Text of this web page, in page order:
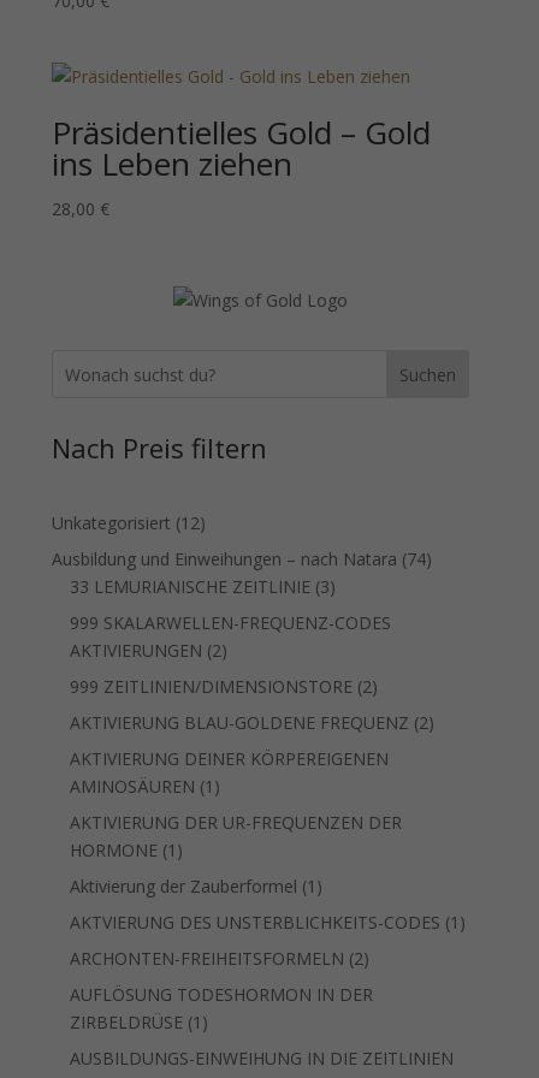
Präsidentielles Gold – Gold
ins Leben ziehen
28,00 €
Suchen
Nach Preis filtern
Unkategorisiert 1212
Produkte
Ausbildung und Einweihungen – nach Natara 7474
33 LEMURIANISCHE ZEITLINIE 33
Produkte
999 SKALARWELLEN-FREQUENZ-CODES
AKTIVIERUNGEN 22
Produkte
999 ZEITLINIEN/DIMENSIONSTORE 22
Produkte
AKTIVIERUNG BLAU-GOLDENE FREQUENZ 22
AKTIVIERUNG DEINER KÖRPEREIGENEN
AMINOSÄUREN 1 1
Produkt
AKTIVIERUNG DER UR-FREQUENZEN DER
HORMONE 1 1
Produkt
Aktivierung der Zauberformel 1 1
Produkt
AKTVIERUNG DES UNSTERBLICHKEITS-CODES 1 1
ARCHONTEN-FREIHEITSFORMELN 22
Produkte
AUFLÖSUNG TODESHORMON IN DER
ZIRBELDRÜSE 1 1
Produkt
AUSBILDUNGS-EINWEIHUNG IN DIE ZEITLINIEN